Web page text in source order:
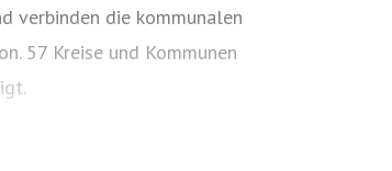
verbinden die kommunalen
57 Kreise und Kommunen
die Westfalen Weser